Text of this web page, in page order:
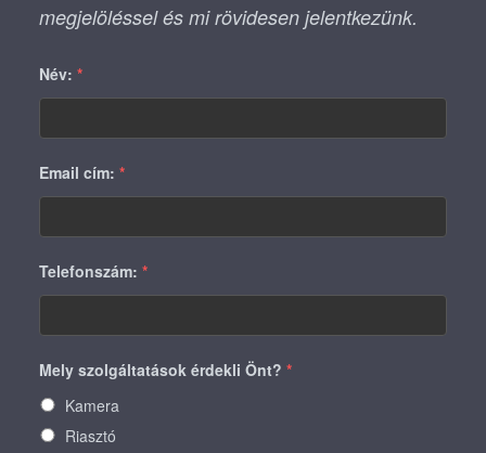
megjelöléssel és mi rövidesen jelentkezünk.
Név: *
Email cím: *
Telefonszám: *
Mely szolgáltatások érdekli Önt? *
Kamera
Riasztó